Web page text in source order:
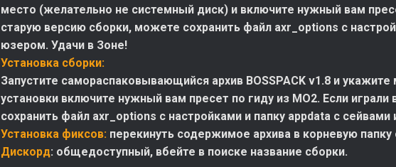
место (желательно не системный диск) и включите нужный вам
старую версию сборки, можете сохранить файл axr_options с
юзером. Удачи в Зоне!
Установка сборки:
Запустите самораспаковывающийся архив BOSSPACK v1.8 и
установки включите нужный вам пресет по гиду из МО2. Если
сохранить файл axr_options с настройками и папку appdata с
Установка фиксов: перекинуть содержимое архива в корневую папку
Дискорд: общедоступный, вбейте в поиске название сборки.